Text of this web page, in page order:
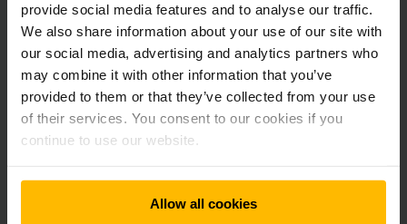
provide social media features and to analyse our traffic.
We also share information about your use of our site with
our social media, advertising and analytics partners who
may combine it with other information that you’ve
provided to them or that they’ve collected from your use
of their services. You consent to our cookies if you
continue to use our website.
Allow all cookies
En savoir plus sur Comfort Charging de
Jungheinrich ?
Veuillez remplir le formulaire de contact ci-dessous et nous
nous ferons un plaisir de vous aider.
PRENDRE CONTACT